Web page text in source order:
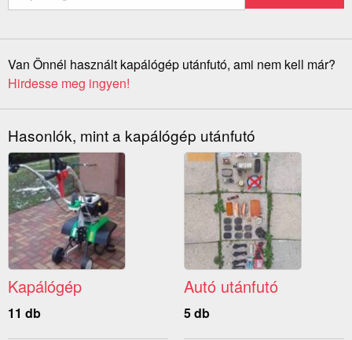
Van Önnél használt kapálógép utánfutó, ami nem kell már?
Hirdesse meg ingyen!
Hasonlók, mint a kapálógép utánfutó
Kapálógép
11 db
Autó utánfutó
5 db